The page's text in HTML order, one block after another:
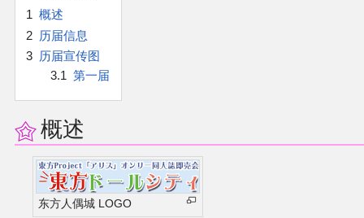
1 概述
2 历届信息
3 历届宣传图
3.1 第一届
概述
东方人偶城 LOGO
加入我们
官方作品
官方游戏
官方音乐
官方书籍